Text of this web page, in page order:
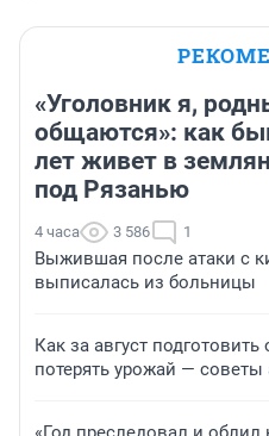
«Уголовник я,
общаются»: как
лет живет в
под Рязанью
4 часа 3 586 1
Выжившая после атаки с
выписалась из больницы
Как за август
потерять урожай — советы